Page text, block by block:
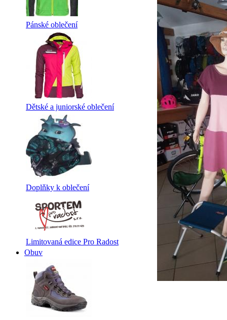
Pánské oblečení
Dětské a juniorské oblečení
Doplňky k oblečení
Limitovaná edice Pro Radost
Obuv